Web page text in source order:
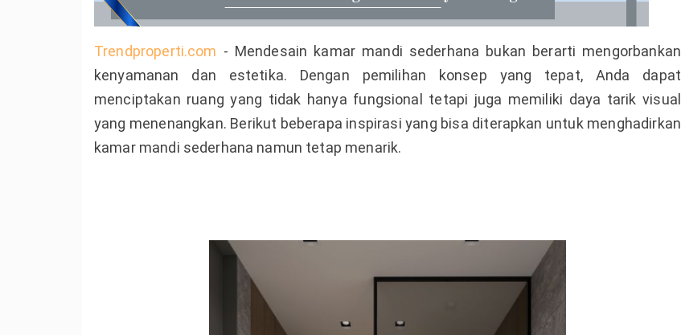
Trendproperti.com - Mendesain kamar mandi sederhana bukan berarti mengorbankan
kenyamanan dan estetika. Dengan pemilihan konsep yang tepat, Anda dapat
menciptakan ruang yang tidak hanya fungsional tetapi juga memiliki daya tarik visual
yang menenangkan. Berikut beberapa inspirasi yang bisa diterapkan untuk menghadirkan
kamar mandi sederhana namun tetap menarik.